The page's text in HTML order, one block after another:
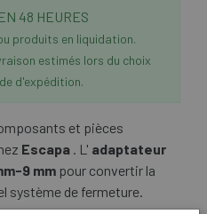
48 HEURES
produits en liquidation.
estimés lors du choix
d'expédition.
et pièces
Escapa . L' adaptateur
9 mm pour convertir la
système de fermeture.